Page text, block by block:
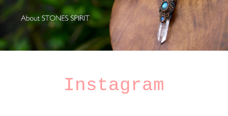
Instagram